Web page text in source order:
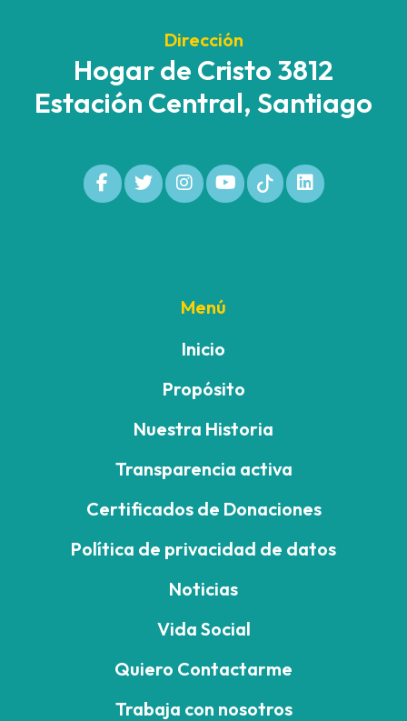
Dirección
Hogar de Cristo 3812
Estación Central, Santiago
Menú
Inicio
Propósito
Nuestra Historia
Transparencia activa
Certificados de Donaciones
Política de privacidad de datos
Noticias
Vida Social
Quiero Contactarme
Trabaja con nosotros